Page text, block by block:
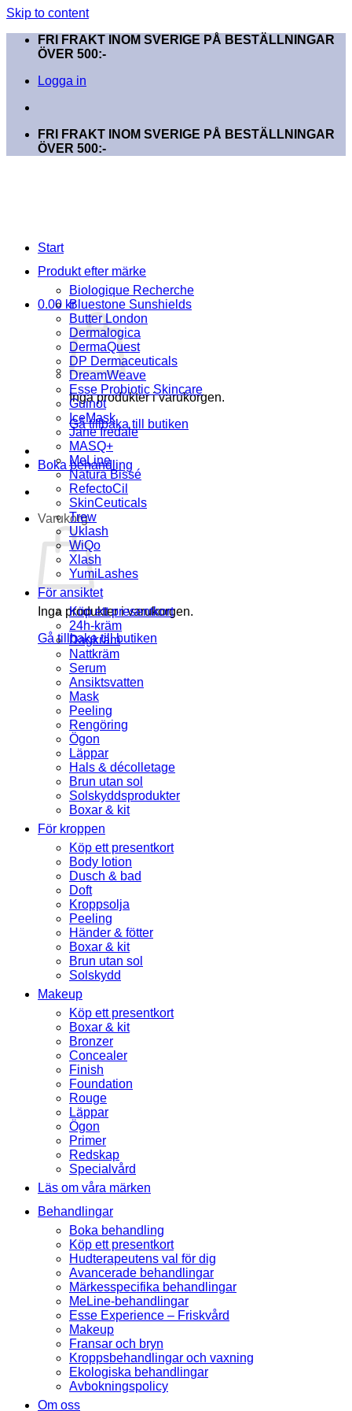
Skip to content
FRI FRAKT INOM SVERIGE PÅ BESTÄLLNINGAR
ÖVER 500:-
Logga in
FRI FRAKT INOM SVERIGE PÅ BESTÄLLNINGAR
ÖVER 500:-
0.00 kr
Inga produkter i varukorgen.
Gå tillbaka till butiken
Boka behandling
Varukorg
Inga produkter i varukorgen.
Gå tillbaka till butiken
Start
Produkt efter märke
Biologique Recherche
Bluestone Sunshields
Butter London
Dermalogica
DermaQuest
DP Dermaceuticals
DreamWeave
Esse Probiotic Skincare
Guinot
IceMask
Jane Iredale
MASQ+
MeLine
Natura Bissé
RefectoCil
SkinCeuticals
Trew
Uklash
WiQo
Xlash
YumiLashes
För ansiktet
Köp ett presentkort
24h-kräm
Dagkräm
Nattkräm
Serum
Ansiktsvatten
Mask
Peeling
Rengöring
Ögon
Läppar
Hals & décolletage
Brun utan sol
Solskyddsprodukter
Boxar & kit
För kroppen
Köp ett presentkort
Body lotion
Dusch & bad
Doft
Kroppsolja
Peeling
Händer & fötter
Boxar & kit
Brun utan sol
Solskydd
Makeup
Köp ett presentkort
Boxar & kit
Bronzer
Concealer
Finish
Foundation
Rouge
Läppar
Ögon
Primer
Redskap
Specialvård
Läs om våra märken
Behandlingar
Boka behandling
Köp ett presentkort
Hudterapeutens val för dig
Avancerade behandlingar
Märkesspecifika behandlingar
MeLine-behandlingar
Esse Experience – Friskvård
Makeup
Fransar och bryn
Kroppsbehandlingar och vaxning
Ekologiska behandlingar
Avbokningspolicy
Om oss